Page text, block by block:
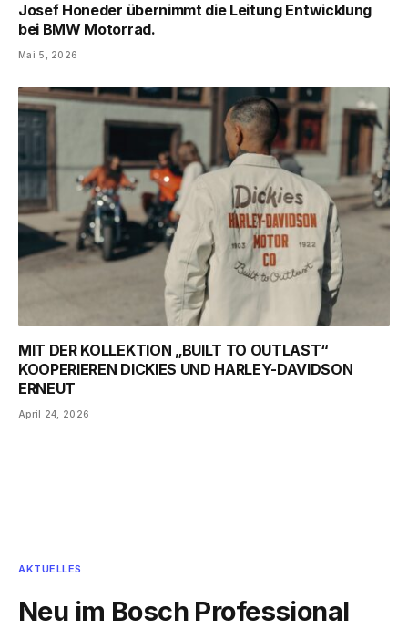
Josef Honeder übernimmt die Leitung Entwicklung
bei BMW Motorrad.
Mai 5, 2026
MIT DER KOLLEKTION „BUILT TO OUTLAST“
KOOPERIEREN DICKIES UND HARLEY-DAVIDSON
ERNEUT
April 24, 2026
AKTUELLES
Neu im Bosch Professional